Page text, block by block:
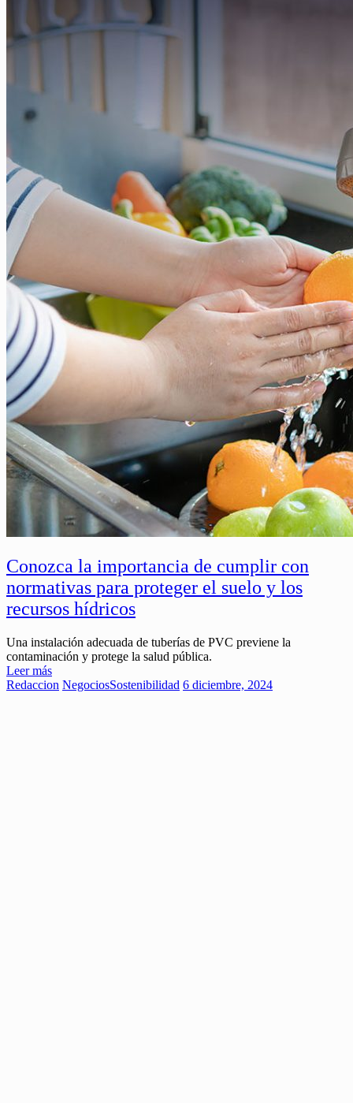
Conozca la importancia de cumplir con
normativas para proteger el suelo y los
recursos hídricos
Una instalación adecuada de tuberías de PVC previene la
contaminación y protege la salud pública.
Leer más
Redaccion NegociosSostenibilidad 6 diciembre, 2024